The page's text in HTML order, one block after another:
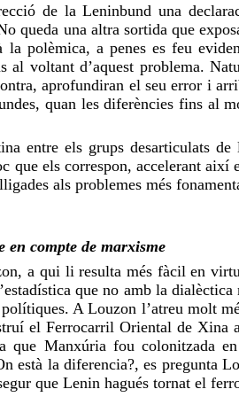
de la Leninbund una
queda una altra sortida que
a penes es feu
voltant d’aquest problema.
aprofundiran el seu error i
quan les diferències fins al
entre els grups desarticulats
els correspon, accelerant
als problemes més
en compte de marxisme
a qui li resulta més fàcil en
que no amb la
A Louzon l’atreu molt
el Ferrocarril Oriental de Xina
Manxúria fou colonitzada
està la diferencia?, es pregunta
que Lenin hagués tornat el